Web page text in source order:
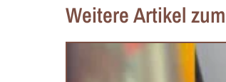
Weitere Artikel